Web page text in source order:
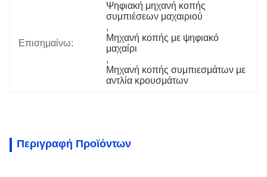
Επισημαίνω:
Ψηφιακή μηχανή κοπής
συμπιέσεων μαχαιριού
,
Μηχανή κοπής με ψηφιακό
μαχαίρι
,
Μηχανή κοπής συμπιεσμάτων με
αντλία κρουσμάτων
Περιγραφή Προϊόντων